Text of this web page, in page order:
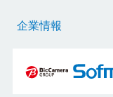
企業情報